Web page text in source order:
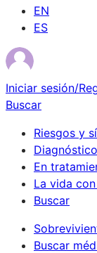
EN
ES
Iniciar sesión/
Buscar
Riesgos y
En
La vida
Buscar
Buscar